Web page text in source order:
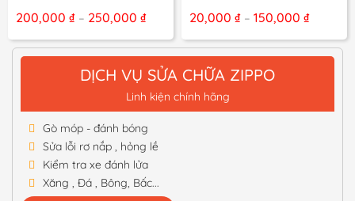
200,000 ₫ – 250,000 ₫Khoảng
từ
200,000 ₫
đến
250,000 ₫
20,000 ₫ – 150,000 ₫Khoảng
từ
20,000 ₫
DỊCH VỤ SỬA CHỮA ZIPPO
Linh kiện chính hãng
Gò móp - đánh bóng
Sửa lỗi rơ nắp , hỏng lề
Kiểm tra xe đánh lửa
Xăng , Đá , Bông, Bấc...